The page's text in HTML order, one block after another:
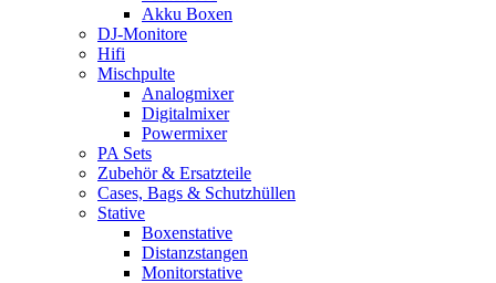
Akku Boxen
DJ-Monitore
Hifi
Mischpulte
Analogmixer
Digitalmixer
Powermixer
PA Sets
Zubehör & Ersatzteile
Cases, Bags & Schutzhüllen
Stative
Boxenstative
Distanzstangen
Monitorstative